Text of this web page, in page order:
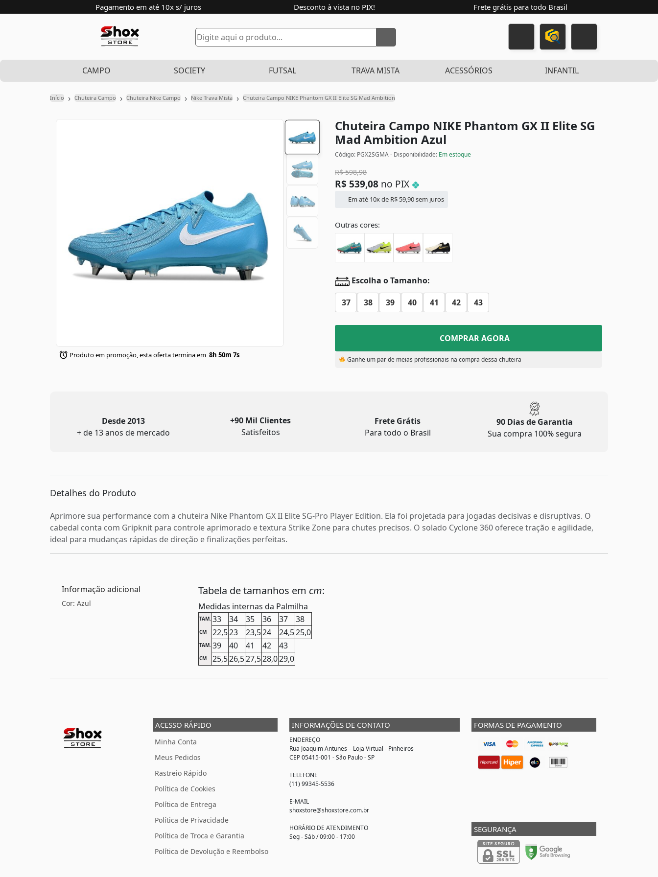
Pagamento em até 10x s/ juros Desconto à vista no PIX! Frete grátis para todo Brasil
CAMPO SOCIETY FUTSAL TRAVA MISTA ACESSÓRIOS INFANTIL
Início › Chuteira Campo › Chuteira Nike Campo › Nike Trava Mista › Chuteira Campo NIKE Phantom GX II Elite SG Mad Ambition
Produto em promoção, esta oferta termina em 8h 50m 6s
Chuteira Campo NIKE Phantom GX II Elite SG
Mad Ambition Azul
Código: PGX2SGMA - Disponibilidade: Em estoque
R$598,98
R$ 539,08 no PIX
Em até 10x de R$ 59,90sem juros
Outras cores:
Escolha o Tamanho:
37 38 39 40 41 42 43
COMPRAR AGORA
Ganhe um par de meias profissionais na compra dessa chuteira
Desde 2013
+ de 13 anos de mercado
+90 Mil Clientes
Satisfeitos
Frete Grátis
Para todo o Brasil
90 Dias de Garantia
Sua compra 100% segura
Detalhes do Produto
Aprimore sua performance com a chuteira Nike Phantom GX II Elite SG-Pro Player Edition. Ela foi projetada para jogadas decisivas e disruptivas. O
cabedal conta com Gripknit para controle aprimorado e textura Strike Zone para chutes precisos. O solado Cyclone 360 oferece tração e agilidade,
ideal para mudanças rápidas de direção e finalizações perfeitas.
Informação adicional
Cor: Azul
Tabela de tamanhos em cm:
Medidas internas da Palmilha
TAM. 33 34 35 36 37 38
CM 22,523 23,524 24,525,0
TAM. 39 40 41 42 43
CM 25,526,527,528,029,0
ACESSO RÁPIDO
Minha Conta
Meus Pedidos
Rastreio Rápido
Política de Cookies
Política de Entrega
Política de Privacidade
Política de Troca e Garantia
Política de Devolução e Reembolso
INFORMAÇÕES DE CONTATO
ENDEREÇO
Rua Joaquim Antunes – Loja Virtual - Pinheiros
CEP 05415-001 - São Paulo - SP
TELEFONE
(11) 99345-5536
E-MAIL
shoxstore@shoxstore.com.br
HORÁRIO DE ATENDIMENTO
Seg - Sáb / 09:00 - 17:00
FORMAS DE PAGAMENTO
SEGURANÇA